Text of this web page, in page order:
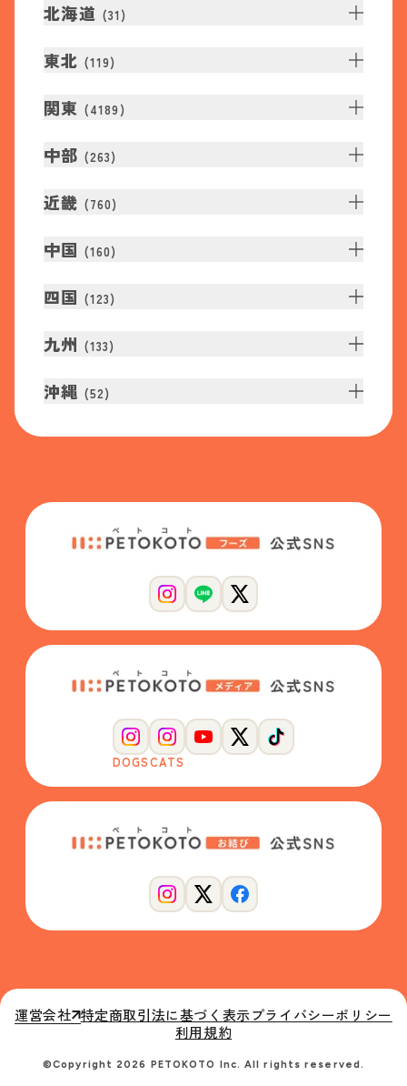
北海道 (31 )
東北 (119)
関東 (4189 )
中部 (263)
近畿 (760)
中国 (160)
四国 (123)
九州 (133)
沖縄 (52)
DOGSCATS
運営会社 特定商取引法に基づく表示プライバシーポリシー
利用規約
©Copyright 2026 PETOKOTO Inc. All rights reserved.